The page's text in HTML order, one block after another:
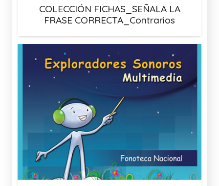
COLECCIÓN FICHAS_SEÑALA LA
FRASE CORRECTA_Contrarios